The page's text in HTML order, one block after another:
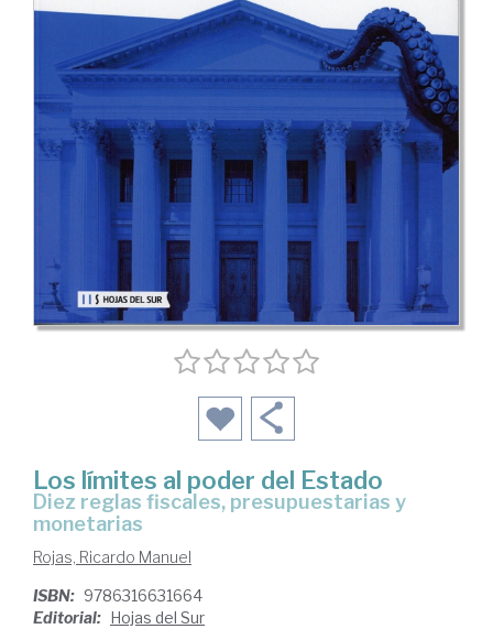
Los límites al poder del Estado
Diez reglas fiscales, presupuestarias y
monetarias
Rojas, Ricardo Manuel
ISBN: 9786316631664
Editorial: Hojas del Sur